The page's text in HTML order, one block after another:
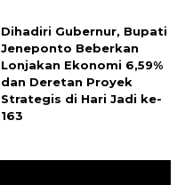
Dihadiri Gubernur, Bupati
Jeneponto Beberkan
Lonjakan Ekonomi 6,59%
dan Deretan Proyek
Strategis di Hari Jadi ke-
163